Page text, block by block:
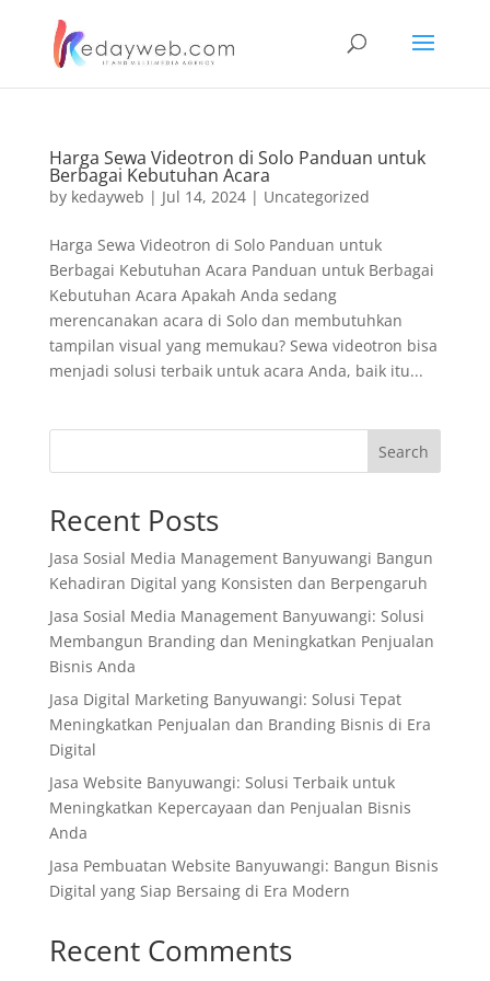
Harga Sewa Videotron di Solo Panduan untuk
Berbagai Kebutuhan Acara
by kedayweb | Jul 14, 2024| Uncategorized
Harga Sewa Videotron di Solo Panduan untuk
Berbagai Kebutuhan Acara Panduan untuk Berbagai
Kebutuhan Acara Apakah Anda sedang
merencanakan acara di Solo dan membutuhkan
tampilan visual yang memukau? Sewa videotron bisa
menjadi solusi terbaik untuk acara Anda, baik itu...
Search
Recent Posts
Jasa Sosial Media Management Banyuwangi Bangun
Kehadiran Digital yang Konsisten dan Berpengaruh
Jasa Sosial Media Management Banyuwangi: Solusi
Membangun Branding dan Meningkatkan Penjualan
Bisnis Anda
Jasa Digital Marketing Banyuwangi: Solusi Tepat
Meningkatkan Penjualan dan Branding Bisnis di Era
Digital
Jasa Website Banyuwangi: Solusi Terbaik untuk
Meningkatkan Kepercayaan dan Penjualan Bisnis
Anda
Jasa Pembuatan Website Banyuwangi: Bangun Bisnis
Digital yang Siap Bersaing di Era Modern
Recent Comments